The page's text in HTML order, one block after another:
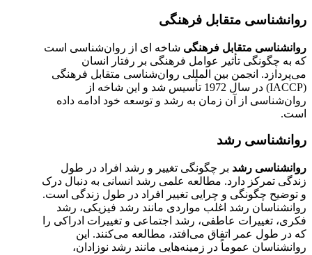
روانشناسی متقابل فرهنگی
روانشناسی متقابل فرهنگی شاخه ای از روان‌شناسی است
که به چگونگی تأثیر عوامل فرهنگی بر رفتار انسان
می‌پردازد. انجمن بین المللی روان‌شناسی متقابل فرهنگی
(IACCP) در سال 1972 تأسیس شد و این شاخه از
روان‌شناسی از آن زمان به رشد و توسعه خود ادامه داده
است.
روانشناسی رشد
روانشناسی رشد بر چگونگی تغییر و رشد افراد در طول
زندگی تمرکز دارد. مطالعه علمی رشد انسانی به دنبال درک
و توضیح چگونگی و چرایی تغییر افراد در طول زندگی است.
روانشناسان رشد اغلب مواردی مانند رشد فیزیکی، رشد
فکری، تغییرات عاطفی، رشد اجتماعی و تغییرات ادراکی را
که در طول عمر اتفاق می‌افتد، مطالعه می‌کنند. این
روانشناسان عموماً در زمینه‌هایی مانند رشد نوزادان،